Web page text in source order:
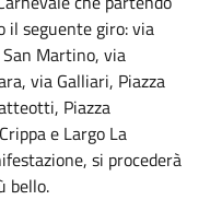
il seguente giro: via
Martino, via
via Galliari, Piazza
Piazza
e Largo La
si procederà
bello.